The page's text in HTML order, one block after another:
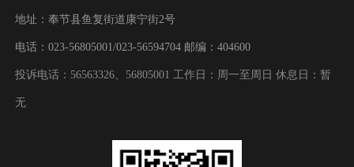
地址：奉节县鱼复街道康宁街2号
电话：023-56805001/023-56594704 邮编：404600
投诉电话：56563326、56805001 工作日：周一至周日 休息日：暂
无